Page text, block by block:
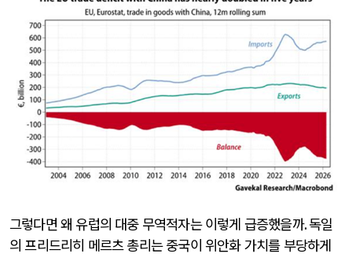
그렇다면 왜 유럽의 대중 무역적자는 이렇게 급증했을까.독일
의 프리드리히 메르츠 총리는 중국이 위안화 가치를 부당하게